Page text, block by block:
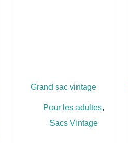
Grand sac vintage
Pour les adultes,
Sacs Vintage